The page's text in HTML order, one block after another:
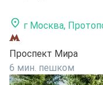
г Москва,
Проспект Мира
6 мин. пешком